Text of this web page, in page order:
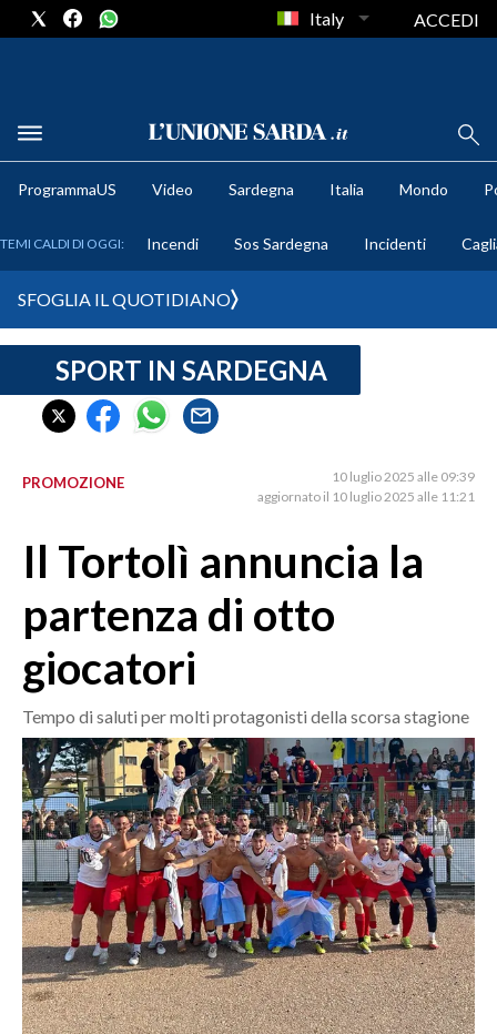
METEO
CRONACA SARDEGNA
CAGLIARI
SULCIS IGLESIENTE
SASSARI E PROVINCIA
GALLURA
NUORO E PROVINCIA
OGLIASTRA
CRONACA
ITALIA
MONDO
POLITICA
ECONOMIA
SERVIZI ALLE IMPRESE
LAVORO
Italy ACCEDI
ProgrammaUS Video Sardegna Italia Mondo
TEMI CALDI DI OGGI: Incendi Sos Sardegna Incidenti
SFOGLIA IL QUOTIDIANO
SPORT IN SARDEGNA
PROMOZIONE
10 luglio 2025 alle 09:39
aggiornato il 10 luglio 2025 alle 11:21
Il Tortolì annuncia la
partenza di otto
giocatori
Tempo di saluti per molti protagonisti della scorsa stagione